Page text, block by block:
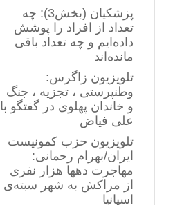
پزشکیان (بخش3): چه
تعداد از افراد را پوشش
داده‌ایم و چه تعداد باقی
مانده‌اند
تلویزیون زاگرس:
وطنپرستی ، تجزیه ، جنگ
و خاندان پهلوی در گفتگو با
علی فیاض
تلویزیون حزب کمونیست
ایران/بهرام رحمانی:
مهاجرت دهها هزار نفری
از مراکش به شهر سبته‌ی
اسپانیا